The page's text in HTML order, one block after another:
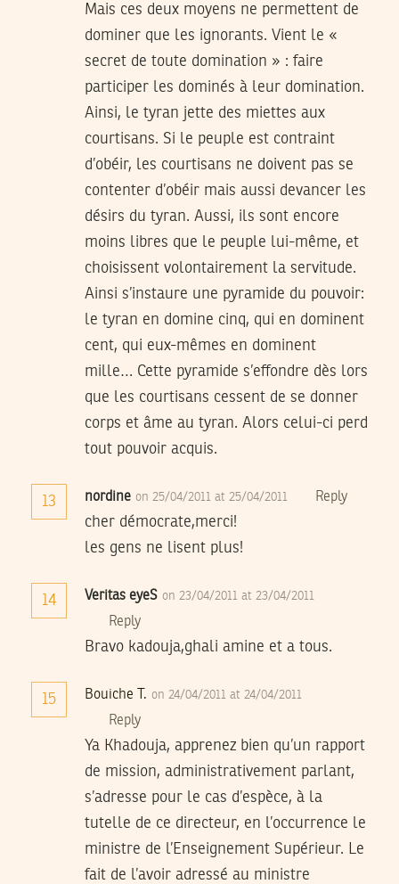
Mais ces deux moyens ne permettent de
dominer que les ignorants. Vient le «
secret de toute domination » : faire
participer les dominés à leur domination.
Ainsi, le tyran jette des miettes aux
courtisans. Si le peuple est contraint
d’obéir, les courtisans ne doivent pas se
contenter d’obéir mais aussi devancer les
désirs du tyran. Aussi, ils sont encore
moins libres que le peuple lui-même, et
choisissent volontairement la servitude.
Ainsi s’instaure une pyramide du pouvoir:
le tyran en domine cinq, qui en dominent
cent, qui eux-mêmes en dominent
mille… Cette pyramide s’effondre dès lors
que les courtisans cessent de se donner
corps et âme au tyran. Alors celui-ci perd
tout pouvoir acquis.
13 nordine on 25/04/2011 at 25/04/2011 Reply
cher démocrate,merci!
les gens ne lisent plus!
14 Veritas eyeS on 23/04/2011 at 23/04/2011
Reply
Bravo kadouja,ghali amine et a tous.
15 Bouiche T. on 24/04/2011 at 24/04/2011
Reply
Ya Khadouja, apprenez bien qu’un rapport
de mission, administrativement parlant,
s’adresse pour le cas d’espèce, à la
tutelle de ce directeur, en l’occurrence le
ministre de l’Enseignement Supérieur. Le
fait de l’avoir adressé au ministre